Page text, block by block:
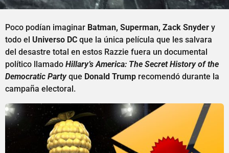
Poco podían imaginar Batman, Superman, Zack Snyder y
todo el Universo DC que la única película que les salvara
del desastre total en estos Razzie fuera un documental
político llamado Hillary’s America: The Secret History of the
Democratic Partyque Donald Trump recomendó durante la
campaña electoral.